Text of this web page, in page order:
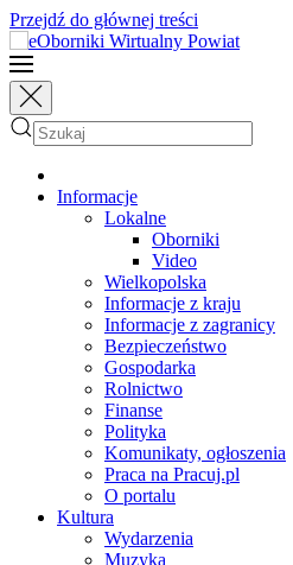
Przejdź do głównej treści
Informacje
Lokalne
Oborniki
Video
Wielkopolska
Informacje z kraju
Informacje z zagranicy
Bezpieczeństwo
Gospodarka
Rolnictwo
Finanse
Polityka
Komunikaty, ogłoszenia
Praca na Pracuj.pl
O portalu
Kultura
Wydarzenia
Muzyka